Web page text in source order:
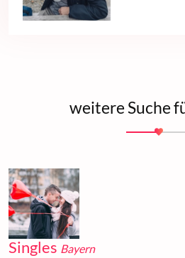
weitere Suche
Singles Bayern